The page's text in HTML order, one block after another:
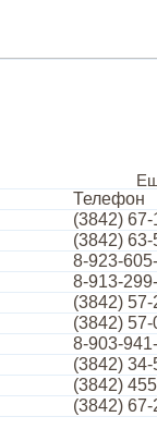
Телефон
(3842) 67-
(3842)
8-923-
8-913-
(3842)
(3842)
8-903-
(3842)
(3842)
(3842)